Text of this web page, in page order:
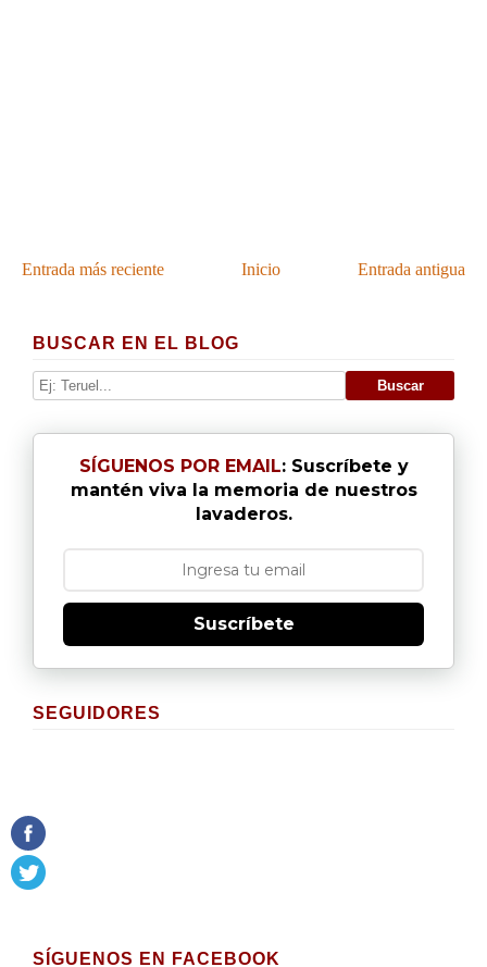
Entrada más reciente Entrada antigua
Inicio
BUSCAR EN EL BLOG
SÍGUENOS POR EMAIL: Suscríbete y
mantén viva la memoria de nuestros
lavaderos.
Suscríbete
SEGUIDORES
SÍGUENOS EN FACEBOOK